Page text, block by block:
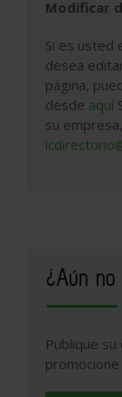
Modificar
Si es usted
desea
página,
desde aquí
su
¿Aún
Publique